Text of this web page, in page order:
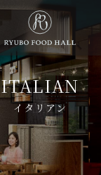
ITALIAN
イタリアン